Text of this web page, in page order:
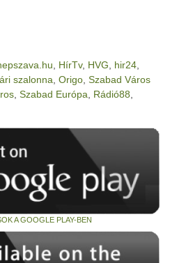
HírTv, HVG hir24
szalonna Origo Szabad Város
Szabad Európa Rádió88
A GOOGLE PLAY-BEN